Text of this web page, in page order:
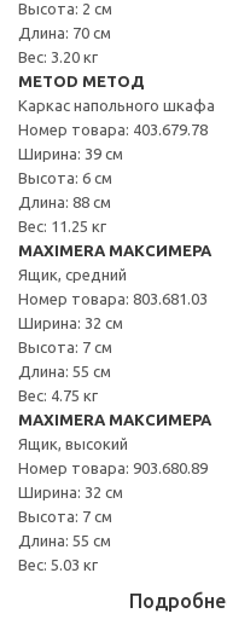
Высота: 2 см
Длина: 70 см
Вес: 3.20 кг
METOD МЕТОД
Каркас напольного шкафа
Номер товара: 403.679.78
Ширина: 39 см
Высота: 6 см
Длина: 88 см
Вес: 11.25 кг
MAXIMERA МАКСИМЕРА
Ящик, средний
Номер товара: 803.681.03
Ширина: 32 см
Высота: 7 см
Длина: 55 см
Вес: 4.75 кг
MAXIMERA МАКСИМЕРА
Ящик, высокий
Номер товара: 903.680.89
Ширина: 32 см
Высота: 7 см
Длина: 55 см
Вес: 5.03 кг